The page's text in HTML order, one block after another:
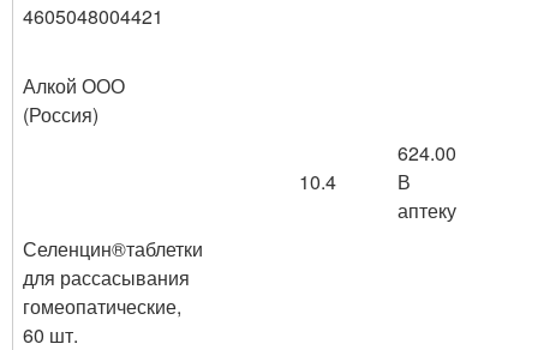
4605048004421
Алкой ООО
(Россия)
10.4
624.00
В
аптеку
Селенцин®таблетки
для рассасывания
гомеопатические,
60 шт.